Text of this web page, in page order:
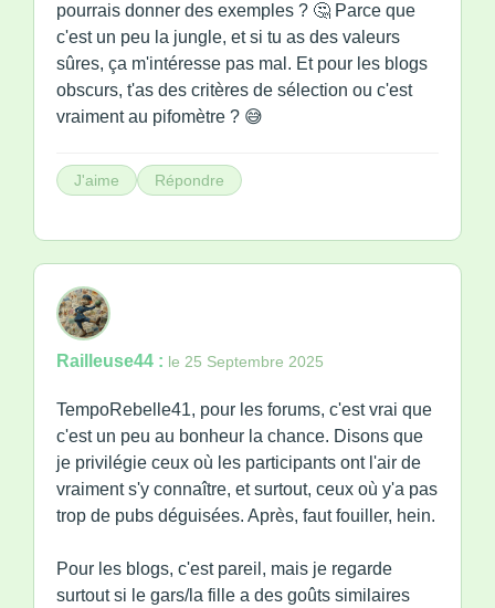
pourrais donner des exemples ? 🤔 Parce que
c'est un peu la jungle, et si tu as des valeurs
sûres, ça m'intéresse pas mal. Et pour les blogs
obscurs, t'as des critères de sélection ou c'est
vraiment au pifomètre ? 😅
J'aime Répondre
Railleuse44 : le 25 Septembre 2025
TempoRebelle41, pour les forums, c'est vrai que
c'est un peu au bonheur la chance. Disons que
je privilégie ceux où les participants ont l'air de
vraiment s'y connaître, et surtout, ceux où y'a pas
trop de pubs déguisées. Après, faut fouiller, hein.
Pour les blogs, c'est pareil, mais je regarde
surtout si le gars/la fille a des goûts similaires